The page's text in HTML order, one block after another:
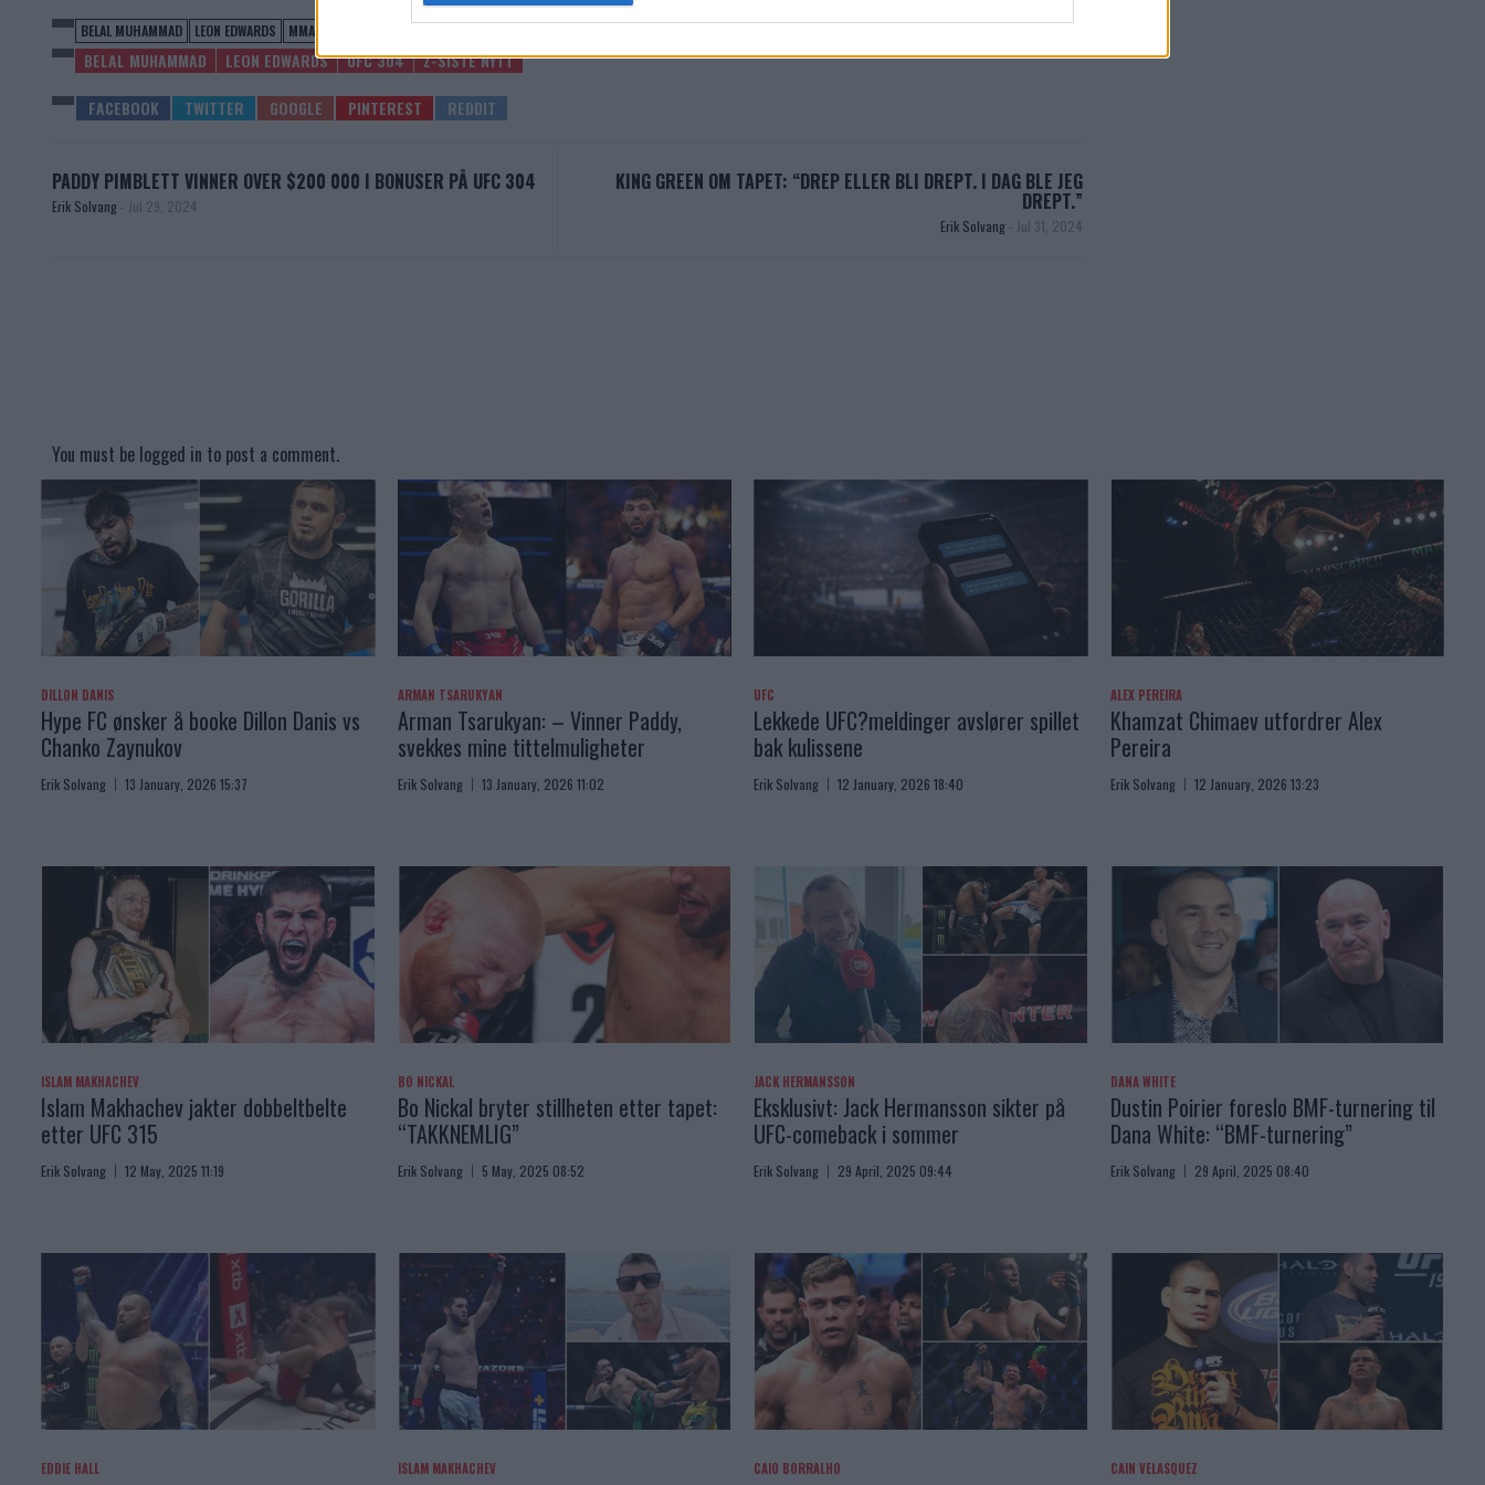
BELAL MUHAMMAD LEON EDWARDS MMA
BELAL MUHAMMAD LEON EDWARDS UFC 304 Z-SISTE NYTT
PADDY PIMBLETT VINNER OVER $200 000 I BONUSER PÅ UFC 304
Erik Solvang - Jul 29, 2024
KING GREEN OM TAPET: “DREP ELLER BLI DREPT. I DAG BLE JEG
DREPT.”
Erik Solvang - Jul 31, 2024
You must be logged in to post a comment.
DILLON DANIS
Hype FC ønsker å booke Dillon Danis vs
Chanko Zaynukov
Erik Solvang 13 January, 2026 15:37
ARMAN TSARUKYAN
Arman Tsarukyan: – Vinner Paddy,
svekkes mine tittelmuligheter
Erik Solvang 13 January, 2026 11:02
UFC
Lekkede UFC?meldinger avslører spillet
bak kulissene
Erik Solvang 12 January, 2026 18:40
ALEX PEREIRA
Khamzat Chimaev utfordrer Alex
Pereira
Erik Solvang 12 January, 2026 13:23
ISLAM MAKHACHEV
Islam Makhachev jakter dobbeltbelte
etter UFC 315
Erik Solvang 12 May, 2025 11:19
BO NICKAL
Bo Nickal bryter stillheten etter tapet:
“TAKKNEMLIG”
Erik Solvang 5 May, 2025 08:52
JACK HERMANSSON
Eksklusivt: Jack Hermansson sikter på
UFC-comeback i sommer
Erik Solvang 29 April, 2025 09:44
DANA WHITE
Dustin Poirier foreslo BMF-turnering til
Dana White: “BMF-turnering”
Erik Solvang 29 April, 2025 08:40
EDDIE HALL ISLAM MAKHACHEV CAIO BORRALHO CAIN VELASQUEZ